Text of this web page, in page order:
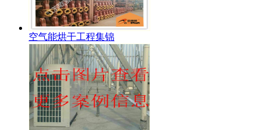
空气能烘干工程集锦